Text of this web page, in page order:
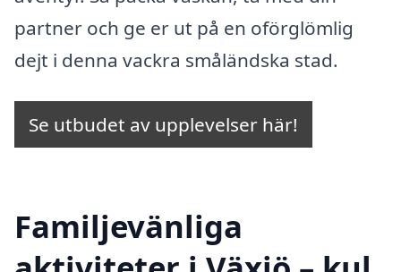
partner och ge er ut på en oförglömlig
dejt i denna vackra småländska stad.
Se utbudet av upplevelser här!
Familjevänliga